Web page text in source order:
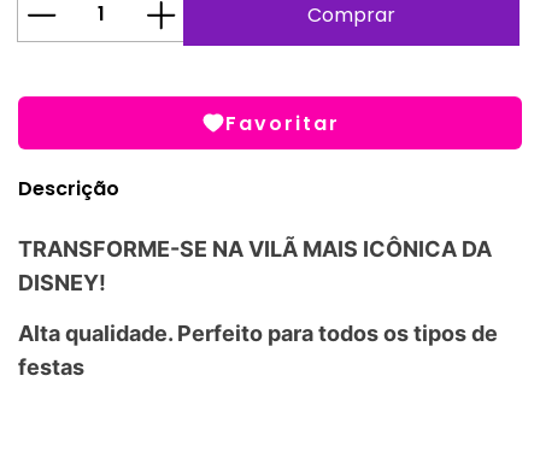
Favoritar
Descrição
TRANSFORME-SE NA VILÃ MAIS ICÔNICA DA
DISNEY!
Alta qualidade. Perfeito para todos os tipos de
festas